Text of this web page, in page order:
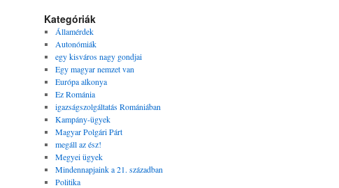
Kategóriák
Államérdek
Autonómiák
egy kisváros nagy gondjai
Egy magyar nemzet van
Európa alkonya
Ez Románia
igazságszolgáltatás Romániában
Kampány-ügyek
Magyar Polgári Párt
megáll az ész!
Megyei ügyek
Mindennapjaink a 21. században
Politika